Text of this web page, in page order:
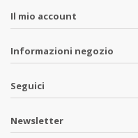
Il mio account
Informazioni negozio
Seguici
Newsletter